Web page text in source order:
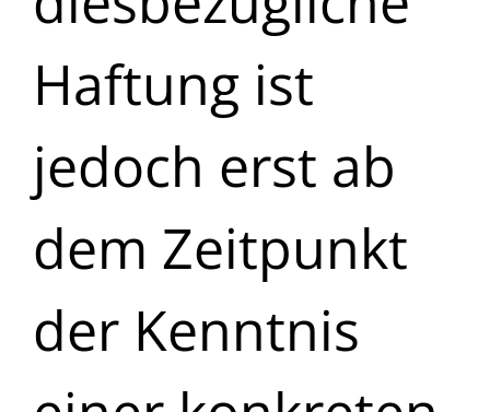
Haftung ist
jedoch erst ab
dem Zeitpunkt
der Kenntnis